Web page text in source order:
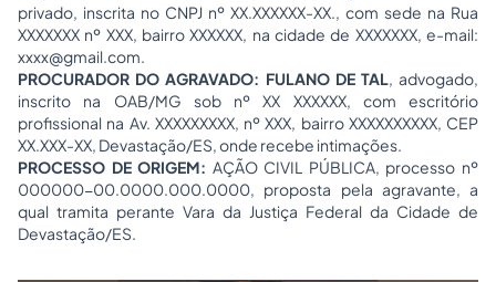
privado, inscrita no CNPJ nº XX.XXXXXX-XX., com sede na Rua
XXXXXXX nº XXX, bairro XXXXXX, na cidade de XXXXXXX, e-mail:
xxxx@gmail.com.
PROCURADOR DO AGRAVADO: FULANO DE TAL, advogado,
inscrito na OAB/MG sob nº XX XXXXXX, com escritório
profissional na Av. XXXXXXXXX, nº XXX, bairro XXXXXXXXXX, CEP
XX.XXX-XX, Devastação/ES, onde recebe intimações.
PROCESSO DE ORIGEM: AÇÃO CIVIL PÚBLICA, processo nº
000000-00.0000.000.0000, proposta pela agravante, a
qual tramita perante Vara da Justiça Federal da Cidade de
Devastação/ES.